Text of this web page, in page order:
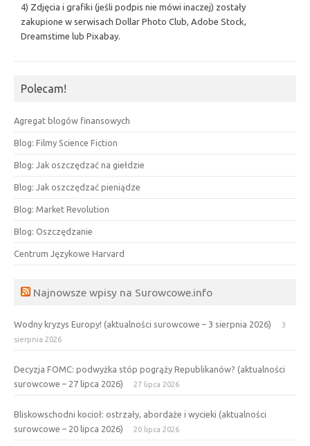
4) Zdjęcia i grafiki (jeśli podpis nie mówi inaczej) zostały
zakupione w serwisach Dollar Photo Club, Adobe Stock,
Dreamstime lub Pixabay.
Polecam!
Agregat blogów finansowych
Blog: Filmy Science Fiction
Blog: Jak oszczędzać na giełdzie
Blog: Jak oszczędzać pieniądze
Blog: Market Revolution
Blog: Oszczędzanie
Centrum Językowe Harvard
Najnowsze wpisy na Surowcowe.info
Wodny kryzys Europy! (aktualności surowcowe – 3 sierpnia 2026)
3
sierpnia 2026
Decyzja FOMC: podwyżka stóp pogrąży Republikanów? (aktualności
surowcowe – 27 lipca 2026)
27 lipca 2026
Bliskowschodni kocioł: ostrzały, abordaże i wycieki (aktualności
surowcowe – 20 lipca 2026)
20 lipca 2026